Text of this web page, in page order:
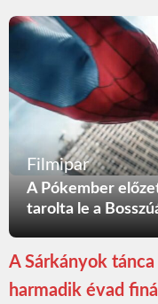
Filmipar
A Pókember
tarolta le a
A Sárkányok
harmadik évad